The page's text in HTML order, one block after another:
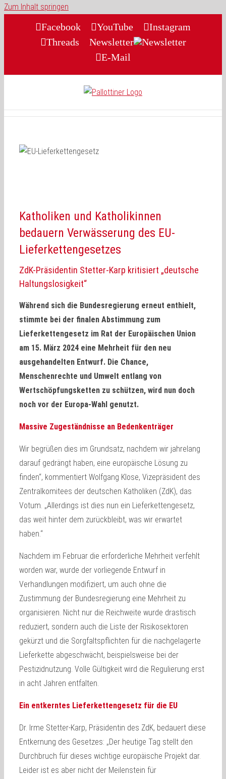
Zum Inhalt springen
Facebook YouTube
Instagram
Threads
Newsletter
E-Mail
Katholiken und Katholikinnen
bedauern Verwässerung des EU-
Lieferkettengesetzes
ZdK-Präsidentin Stetter-Karp kritisiert „deutsche
Haltungslosigkeit“
Während sich die Bundesregierung erneut enthielt,
stimmte bei der finalen Abstimmung zum
Lieferkettengesetz im Rat der Europäischen Union
am 15. März 2024 eine Mehrheit für den neu
ausgehandelten Entwurf. Die Chance,
Menschenrechte und Umwelt entlang von
Wertschöpfungsketten zu schützen, wird nun doch
noch vor der Europa-Wahl genutzt.
Massive Zugeständnisse an Bedenkenträger
Wir begrüßen dies im Grundsatz, nachdem wir jahrelang
darauf gedrängt haben, eine europäische Lösung zu
finden“, kommentiert Wolfgang Klose, Vizepräsident des
Zentralkomitees der deutschen Katholiken (ZdK), das
Votum. „Allerdings ist dies nun ein Lieferkettengesetz,
das weit hinter dem zurückbleibt, was wir erwartet
haben.“
Nachdem im Februar die erforderliche Mehrheit verfehlt
worden war, wurde der vorliegende Entwurf in
Verhandlungen modifiziert, um auch ohne die
Zustimmung der Bundesregierung eine Mehrheit zu
organisieren. Nicht nur die Reichweite wurde drastisch
reduziert, sondern auch die Liste der Risikosektoren
gekürzt und die Sorgfaltspflichten für die nachgelagerte
Lieferkette abgeschwächt, beispielsweise bei der
Pestizidnutzung. Volle Gültigkeit wird die Regulierung erst
in acht Jahren entfalten.
Ein entkerntes Lieferkettengesetz für die EU
Dr. Irme Stetter-Karp, Präsidentin des ZdK, bedauert diese
Entkernung des Gesetzes: „Der heutige Tag stellt den
Durchbruch für dieses wichtige europäische Projekt dar.
Leider ist es aber nicht der Meilenstein für